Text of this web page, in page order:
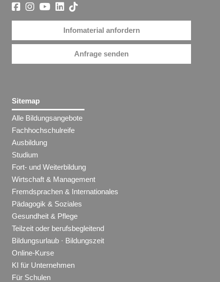
Infomaterial anfordern
Anfrage senden
Sitemap
Alle Bildungsangebote
Fachhochschulreife
Ausbildung
Studium
Fort- und Weiterbildung
Wirtschaft & Management
Fremdsprachen & Internationales
Pädagogik & Soziales
Gesundheit & Pflege
Teilzeit oder berufsbegleitend
Bildungsurlaub · Bildungszeit
Online-Kurse
KI für Unternehmen
Für Schulen